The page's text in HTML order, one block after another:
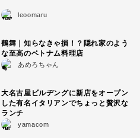
leoomaru
鶴舞｜知らなきゃ損！？隠れ家のよう
な至高のベトナム料理店
あめろちゃん
大名古屋ビルヂングに新店をオープン
した有名イタリアンでちょっと贅沢な
ランチ
yamacom